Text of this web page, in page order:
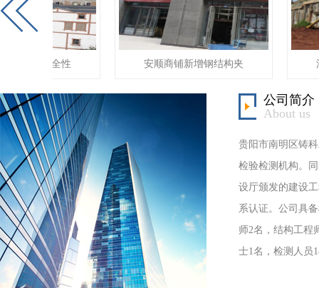
房屋安全性 安顺商铺新增钢结构夹
公司简介
About us
贵阳市南明区铸
检验检测机构。
设厅颁发的建设
系认证。公司具
师2名，结构工程
士1名，检测人员